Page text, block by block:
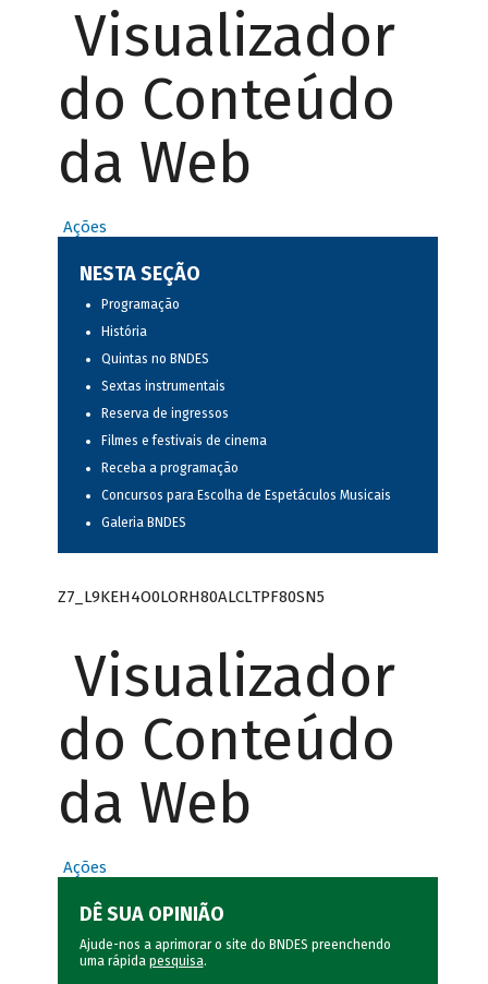
Visualizador
do Conteúdo
da Web
Ações
NESTA SEÇÃO
Programação
História
Quintas no BNDES
Sextas instrumentais
Reserva de ingressos
Filmes e festivais de cinema
Receba a programação
Concursos para Escolha de Espetáculos Musicais
Galeria BNDES
Z7_L9KEH4O0LORH80ALCLTPF80SN5
Visualizador
do Conteúdo
da Web
Ações
DÊ SUA OPINIÃO
Ajude-nos a aprimorar o site do BNDES preenchendo
uma rápida pesquisa.